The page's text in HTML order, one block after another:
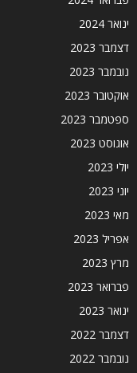
ינואר 2024
דצמבר 2023
נובמבר 2023
אוקטובר 2023
ספטמבר 2023
אוגוסט 2023
יולי 2023
יוני 2023
מאי 2023
אפריל 2023
מרץ 2023
פברואר 2023
ינואר 2023
דצמבר 2022
נובמבר 2022